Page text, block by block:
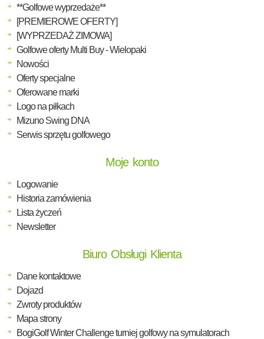
**Golfowe wyprzedaże**
[PREMIEROWE OFERTY]
[WYPRZEDAŻ ZIMOWA]
Golfowe oferty Multi Buy - Wielopaki
Nowości
Oferty specjalne
Oferowane marki
Logo na piłkach
Mizuno Swing DNA
Serwis sprzętu golfowego
Moje konto
Logowanie
Historia zamówienia
Lista życzeń
Newsletter
Biuro Obsługi Klienta
Dane kontaktowe
Dojazd
Zwroty produktów
Mapa strony
BogiGolf Winter Challenge turniej golfowy na symulatorach